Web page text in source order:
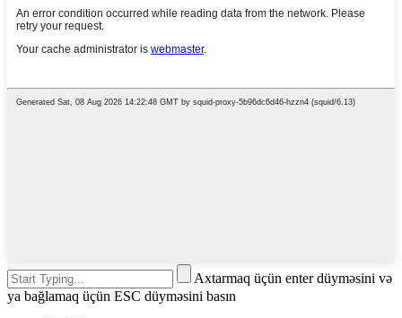
Axtarmaq üçün enter düyməsini və
ya bağlamaq üçün ESC düyməsini basın